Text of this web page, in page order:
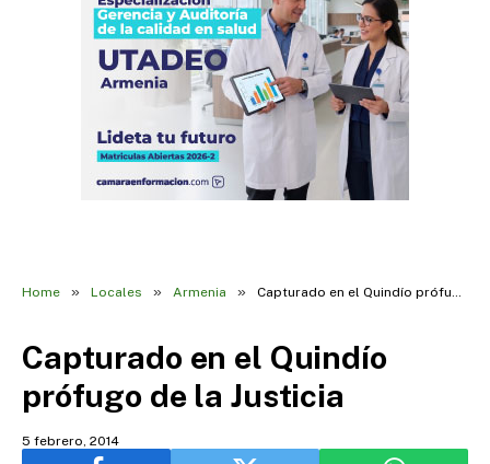
Home » Locales » Armenia » Capturado en el Quindío prófugo de la Justicia
Capturado en el Quindío
prófugo de la Justicia
5 febrero, 2014